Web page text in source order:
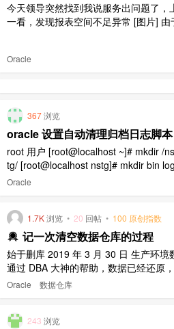
今天领导突然找到我说服务出问题了，
一看，发现报表空间不足异常 [图片] 由
后查阅。 表空间容量指标查询 首先查询
Oracle
367浏览
oracle 设置自动清理归档日志脚本
root 用户 [root@localhost ~]# mkdir /
tg/ [root@localhost nstg]# mkdir bin
chown -R oracle:oinstall / ..
Oracle
1.7K浏览 • 20 回帖 • 100 原创指数
记一次清空数据仓库的过程
始于删库 2019 年 3 月 30 日 生产环境
通过 DBA 大神的帮助，数据已经还原
慰我，让我不要有什么心里负担；其
Oracle 数据仓库
243 浏览